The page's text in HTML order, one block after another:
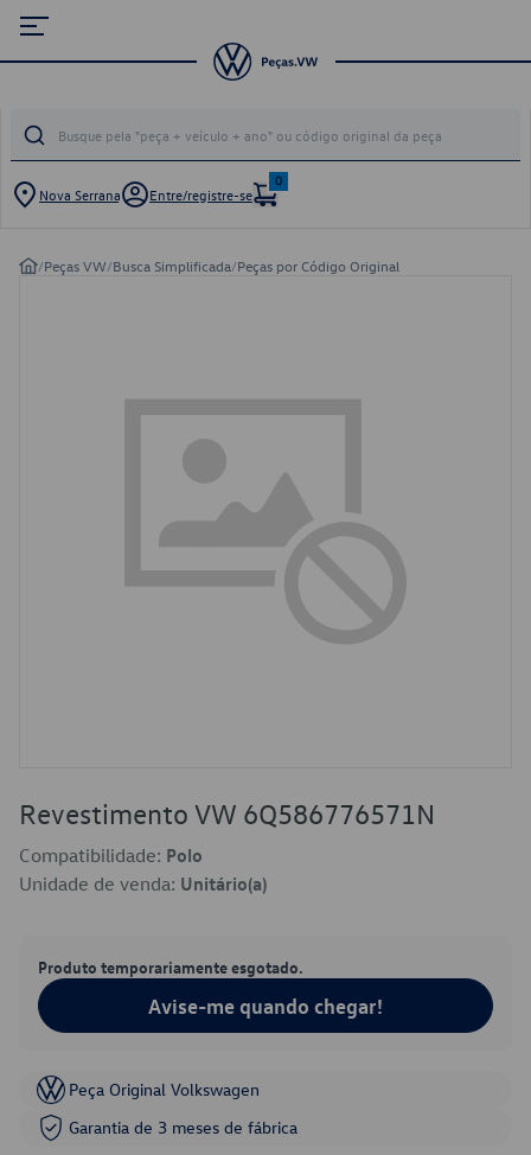
Nova Serrana Entre/registre-se
0
/Peças VW/Busca Simplificada/Peças por Código Original
Revestimento VW 6Q586776571N
Compatibilidade: Polo
Unidade de venda: Unitário(a)
Produto temporariamente esgotado.
Avise-me quando chegar!
Peça Original Volkswagen
Garantia de 3 meses de fábrica